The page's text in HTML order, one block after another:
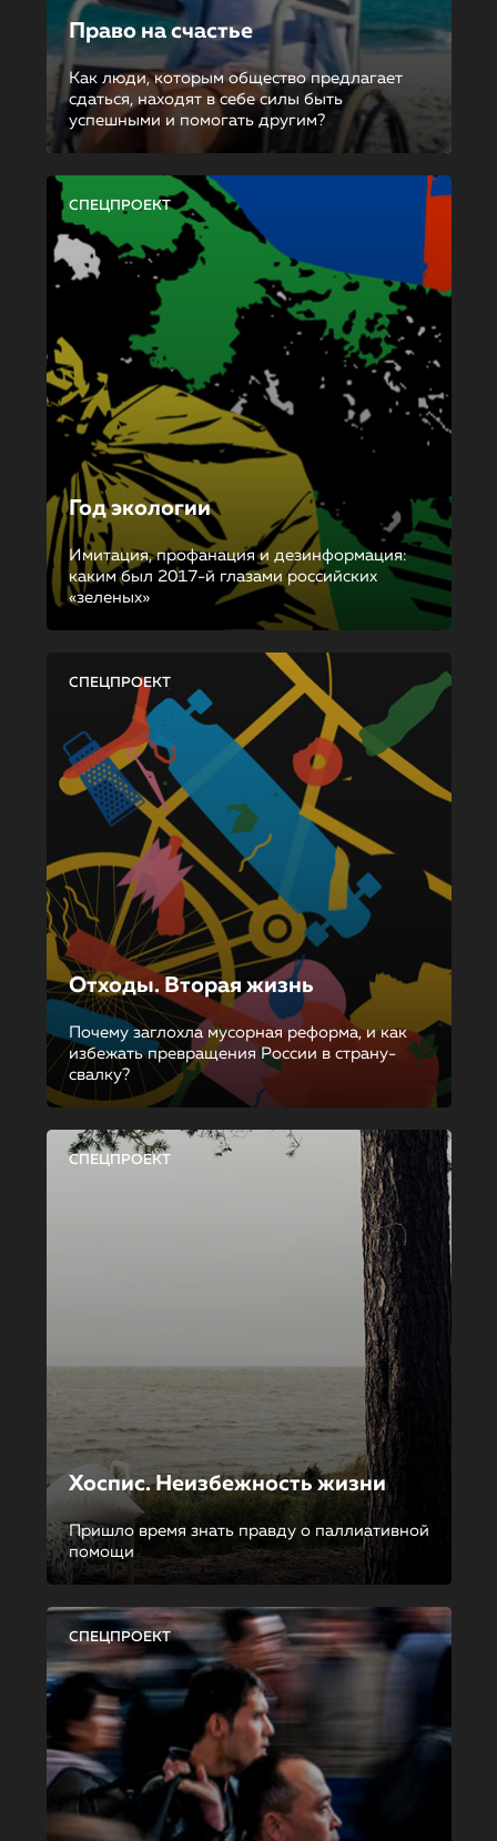
Право на счастье
Как люди, которым общество предлагает
сдаться, находят в себе силы быть
успешными и помогать другим?
СПЕЦПРОЕКТ
Год экологии
Имитация, профанация и дезинформация:
каким был 2017-й глазами российских
«зеленых»
СПЕЦПРОЕКТ
Отходы. Вторая жизнь
Почему заглохла мусорная реформа, и как
избежать превращения России в страну-
свалку?
СПЕЦПРОЕКТ
Хоспис. Неизбежность жизни
Пришло время знать правду о паллиативной
помощи
СПЕЦПРОЕКТ